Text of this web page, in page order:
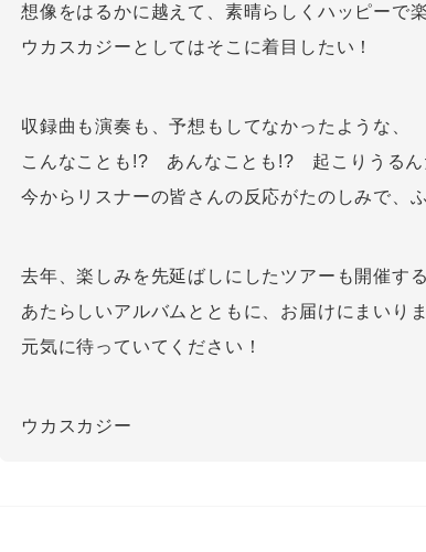
想像をはるかに越えて、素晴らしくハッピーで
ウカスカジーとしてはそこに着目したい！
収録曲も演奏も、予想もしてなかったような、
こんなことも!? あんなことも!? 起こりうるん
今からリスナーの皆さんの反応がたのしみで、
去年、楽しみを先延ばしにしたツアーも開催す
あたらしいアルバムとともに、お届けにまいりま
元気に待っていてください！
ウカスカジー